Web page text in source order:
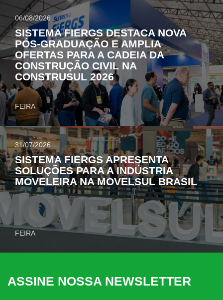
06/08/2026
SISTEMA FIERGS DESTACA NOVA
PÓS-GRADUAÇÃO E AMPLIA
OFERTAS PARA A CADEIA DA
CONSTRUÇÃO CIVIL NA
CONSTRUSUL 2026
FEIRA
31/07/2026
SISTEMA FIERGS APRESENTA
SOLUÇÕES PARA A INDÚSTRIA
MOVELEIRA NA MOVELSUL BRASIL
FEIRA
ASSINE NOSSA NEWSLETTER